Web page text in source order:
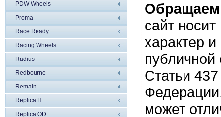
PDW Wheels
Proma
Race Ready
Racing Wheels
Radius
Redbourne
Remain
Replica H
Replica OD
сайт
характер
Статьи
может